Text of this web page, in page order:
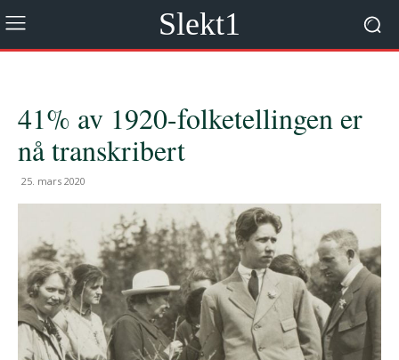
Slekt1
41% av 1920-folketellingen er
nå transkribert
25. mars 2020